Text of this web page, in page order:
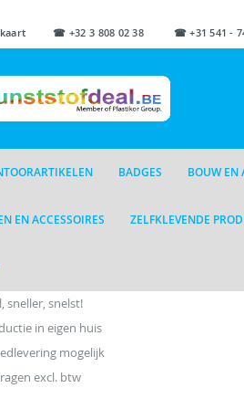
☎ +32 3 808 02 38 ☎ +31 541 -
BADGES BOUW EN
EN ACCESSOIRES ZELFKLEVENDE
sneller, snelst!
in eigen huis
mogelijk
excl. btw